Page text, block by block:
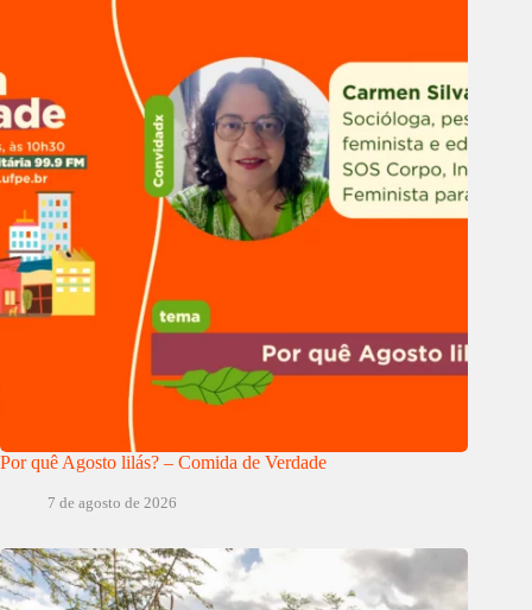
Por quê Agosto lilás? – Comida de Verdade
7 de agosto de 2026